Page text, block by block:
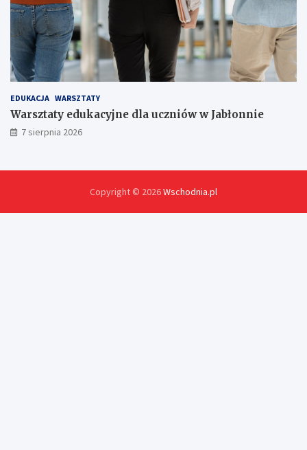
EDUKACJA WARSZTATY
Warsztaty edukacyjne dla uczniów w Jabłonnie
7 sierpnia 2026
Copyright © 2026Wschodnia.pl